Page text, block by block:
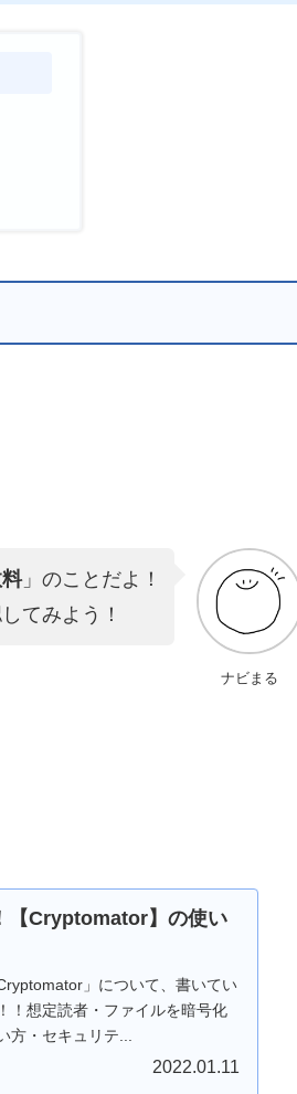
ナビまる
」のことだよ！
てみよう！
【Cryptomator】の使い
」について、書いてい
！想定読者・ファイルを暗号化
方・セキュリテ...
2022.01.11